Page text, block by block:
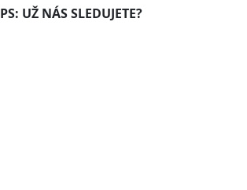
PS: UŽ NÁS SLEDUJETE?